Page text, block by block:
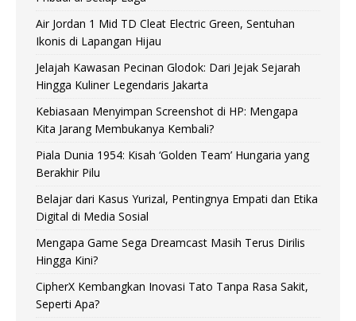
Air Jordan 1 Mid TD Cleat Electric Green, Sentuhan
Ikonis di Lapangan Hijau
Jelajah Kawasan Pecinan Glodok: Dari Jejak Sejarah
Hingga Kuliner Legendaris Jakarta
Kebiasaan Menyimpan Screenshot di HP: Mengapa
Kita Jarang Membukanya Kembali?
Piala Dunia 1954: Kisah ‘Golden Team’ Hungaria yang
Berakhir Pilu
Belajar dari Kasus Yurizal, Pentingnya Empati dan Etika
Digital di Media Sosial
Mengapa Game Sega Dreamcast Masih Terus Dirilis
Hingga Kini?
CipherX Kembangkan Inovasi Tato Tanpa Rasa Sakit,
Seperti Apa?